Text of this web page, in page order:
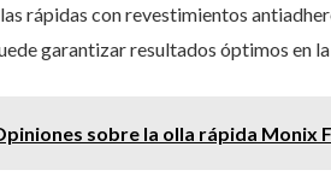
rápidas con revestimientos
garantizar resultados óptimos en la
sobre la olla rápida Monix